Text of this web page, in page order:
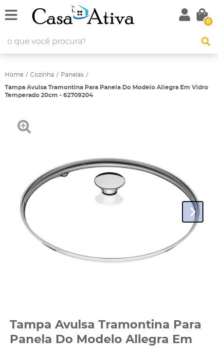
0
Home Cozinha Panelas
Tampa Avulsa Tramontina Para Panela Do Modelo Allegra Em Vidro
Temperado 20cm - 62709204
Tampa Avulsa Tramontina Para
Panela Do Modelo Allegra Em